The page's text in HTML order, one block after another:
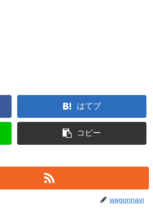
はてブ
コピー
wagonnavi